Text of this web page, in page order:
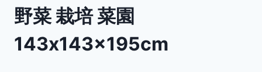
野菜 栽培 菜園
143x143x195cm